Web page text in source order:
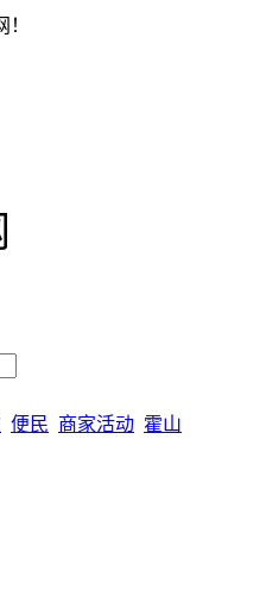
便民 商家活动 霍山